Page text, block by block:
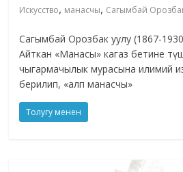
Искусство, манасчы, Сагымбай
Сагымбай Орозбак уулу (1867-
Айткан «Манасы» кагаз бетине
чыгармачылык мурасына илимий
берилип, «алп манасчы»
Толугу менен